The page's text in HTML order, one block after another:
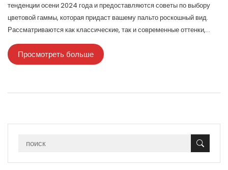
тенденции осени 2024 года и предоставляются советы по выбору
цветовой гаммы, которая придаст вашему пальто роскошный вид.
Рассматриваются как классические, так и современные оттенки,
которые способны удивить. Статья также включает полезные факты
и рекомендации для различных типов внешности.
Просмотреть больше